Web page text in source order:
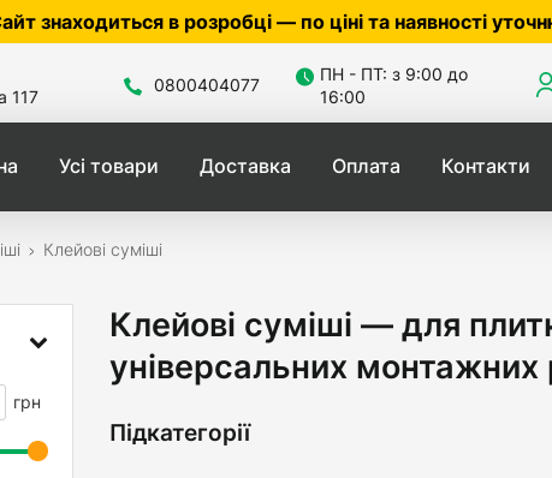
— по ціні та наявності уточнюйте у
117
0800404077
ПН - ПТ: з 9:00 до
16:00
Усі товари Доставка Оплата Контакти
Клейові суміші
грн
Клейові суміші — для
універсальних монтажних
Підкатегорії